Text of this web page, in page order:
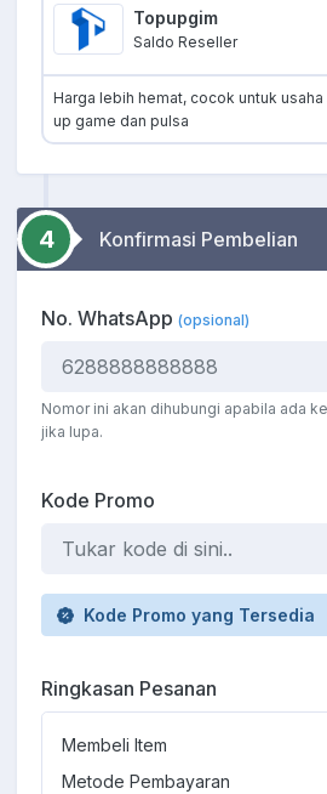
Topupgim
Saldo Reseller
Harga lebih hemat, cocok untuk
up game dan pulsa
4 Konfirmasi Pembelian
No. WhatsApp (opsional)
Nomor ini akan dihubungi apabila ada
jika lupa.
Kode Promo
Kode Promo yang Tersedia
Ringkasan Pesanan
Membeli Item
Metode Pembayaran